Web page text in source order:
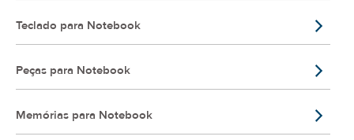
Teclado para Notebook
Peças para Notebook
Memórias para Notebook